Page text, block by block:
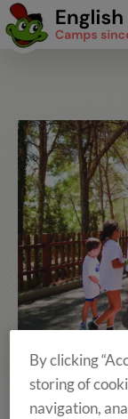
By clicking
storing of
navigation,